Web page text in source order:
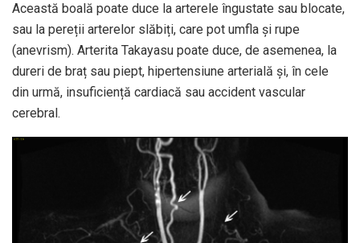
Această boală poate duce la arterele îngustate sau blocate,
sau la pereții arterelor slăbiți, care pot umfla și rupe
(anevrism). Arterita Takayasu poate duce, de asemenea, la
dureri de braț sau piept, hipertensiune arterială și, în cele
din urmă, insuficiență cardiacă sau accident vascular
cerebral.